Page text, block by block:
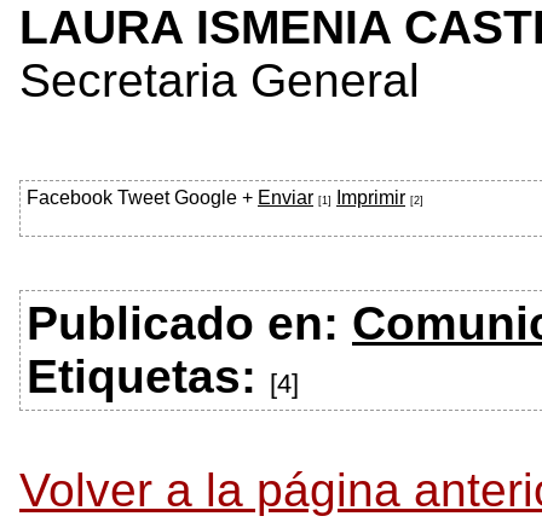
LAURA ISMENIA
Secretaria General
Facebook Tweet Google + Enviar [1] Imprimir [2]
Publicado en:
Etiquetas: [4]
Volver a la página